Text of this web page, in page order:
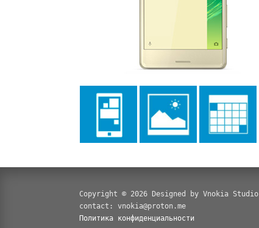
Copyright © 2026 Designed by Vnokia Studio
contact: vnokia@proton.me
Политика конфиденциальности